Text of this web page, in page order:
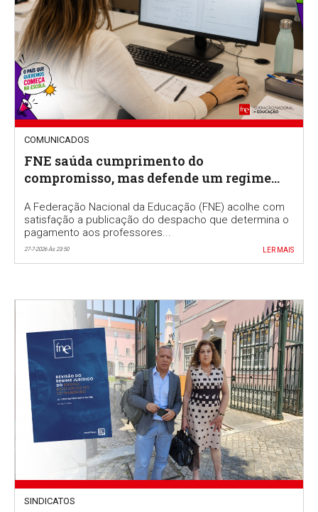
COMUNICADOS
FNE saúda cumprimento do
compromisso, mas defende um regime
professor classificador
A Federação Nacional da Educação (FNE) acolhe com
satisfação a publicação do despacho que determina o
pagamento aos professores...
27-7-2026 Às 23:50 LER MAIS
SINDICATOS